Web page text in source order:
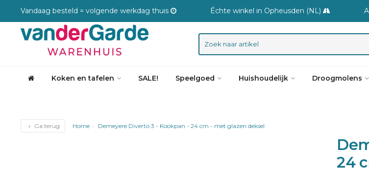
Vandaag besteld = volgende werkdag thuis Échte winkel in Opheusden (NL)
Koken en tafelen SALE! Speelgoed Huishoudelijk Droogmolens
Ga terug Home Demeyere Diverto 3 - Kookpan - 24 cm - met glazen deksel
24